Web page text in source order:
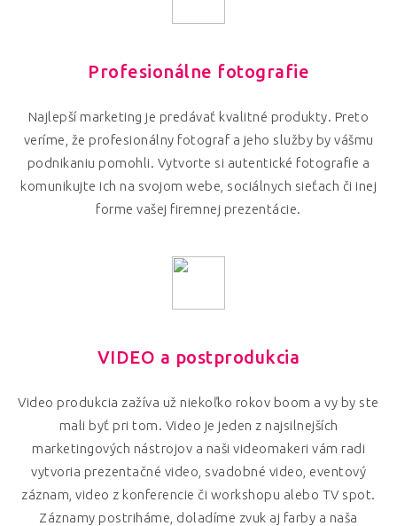
Profesionálne fotografie
Najlepší marketing je predávať kvalitné produkty. Preto
veríme, že profesionálny fotograf a jeho služby by vášmu
podnikaniu pomohli. Vytvorte si autentické fotografie a
komunikujte ich na svojom webe, sociálnych sieťach či inej
forme vašej firemnej prezentácie.
VIDEO a postprodukcia
Video produkcia zažíva už niekoľko rokov boom a vy by ste
mali byť pri tom. Video je jeden z najsilnejších
marketingových nástrojov a naši videomakeri vám radi
vytvoria prezentačné video, svadobné video, eventový
záznam, video z konferencie či workshopu alebo TV spot.
Záznamy postriháme, doladíme zvuk aj farby a naša